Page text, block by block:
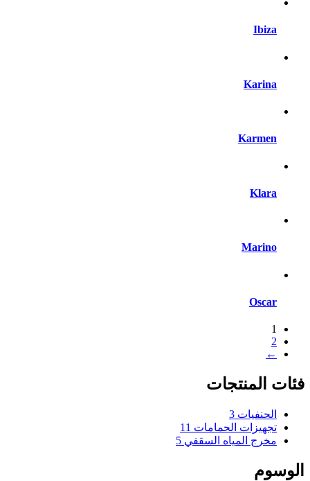
Ibiza
Karina
Karmen
Klara
Marino
Oscar
1
2
←
فئات المنتجات
الحنفيات 3
تجهيزات الحمامات 11
مخرج المياه السقفي 5
الوسوم